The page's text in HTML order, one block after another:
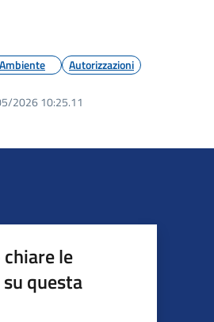
Ambiente Autorizzazioni
2026 10:25.11
le
questa